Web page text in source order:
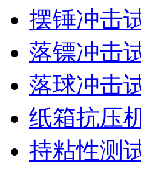
摆锤冲击
落镖冲击
落球冲击
纸箱抗压
持粘性测